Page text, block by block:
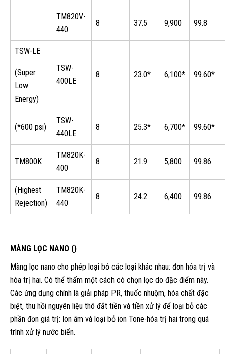
TM820V-
440
8 37.5 9,900 99.8
TSW-LE
TSW-
400LE
8 23.0* 6,100* 99.60*
(Super
Low
Energy)
(*600 psi)
TSW-
440LE
8 25.3* 6,700* 99.60*
TM800K
TM820K-
400
8 21.9 5,800 99.86
(Highest
Rejection)
TM820K-
440
8 24.2 6,400 99.86
MÀNG LỌC NANO ()
Màng lọc nano cho phép loại bỏ các loại khác nhau: đơn hóa trị và
hóa trị hai. Có thể thấm một cách có chọn lọc do đặc điểm này.
Các ứng dụng chính là giải pháp PR, thuốc nhuộm, hóa chất đặc
biệt, thu hồi nguyên liệu thô đắt tiền và tiền xử lý để loại bỏ các
phần đơn giá trị: Ion âm và loại bỏ ion Tone-hóa trị hai trong quá
trình xử lý nước biển.